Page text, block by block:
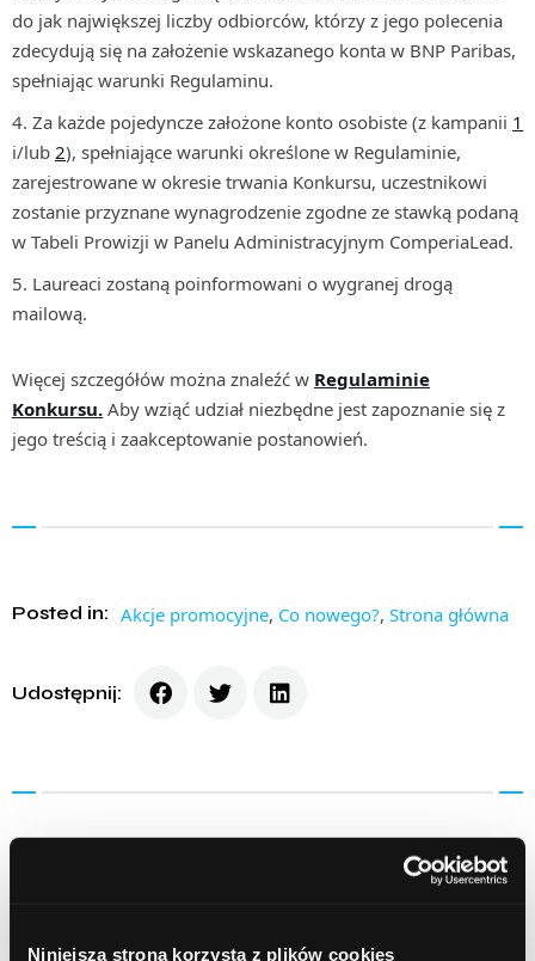
Niniejsza strona korzysta z plików cookies
do jak największej liczby odbiorców, którzy z jego polecenia
zdecydują się na założenie wskazanego konta w BNP Paribas,
spełniając warunki Regulaminu.
Za każde pojedyncze założone konto osobiste (z kampanii 1
i/lub 2), spełniające warunki określone w Regulaminie,
zarejestrowane w okresie trwania Konkursu, uczestnikowi
zostanie przyznane wynagrodzenie zgodne ze stawką podaną
w Tabeli Prowizji w Panelu Administracyjnym ComperiaLead.
Laureaci zostaną poinformowani o wygranej drogą
mailową.
Więcej szczegółów można znaleźć w Regulaminie
Konkursu. Aby wziąć udział niezbędne jest zapoznanie się z
jego treścią i zaakceptowanie postanowień.
Posted in: Akcje promocyjne, Co nowego?, Strona główna
Udostępnij:
Next Article